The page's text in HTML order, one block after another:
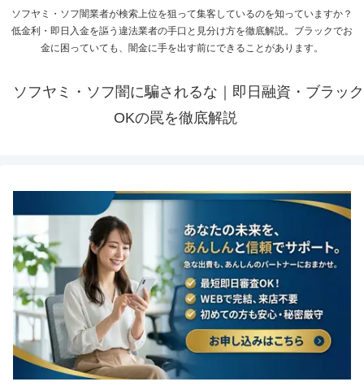
ソフヤミ・ソフ闇業者が検索上位を狙って集客しているのを知っていますか？
低金利・即日入金を謳う違法業者の手口と見分け方を徹底解説。ブラックでお
金に困っていても、闇金に手を出す前にできることがあります。
ソフヤミ・ソフ闇に騙されるな｜即日融資・ブラック
OKの罠を徹底解説